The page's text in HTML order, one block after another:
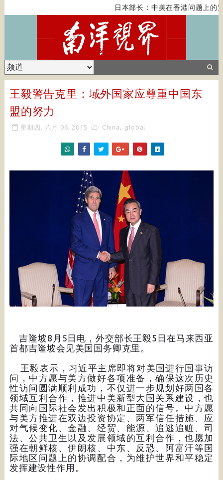
日本部长：中美在香港问题上的紧
王毅警告克里：域外国家应尊重中国东
盟的努力
星期四, 八月 06, 2015 China , global
吉隆坡8月5日电，外交部长王毅5日在马来西亚
首都吉隆坡会见美国国务卿克里。
王毅表示，习近平主席即将对美国进行国事访
问，中方愿与美方做好各项准备，确保这次历史
性访问圆满顺利成功，不仅进一步规划好两国各
领域互利合作，推进中美新型大国关系建设，也
共同向国际社会发出积极和正面的信号。中方愿
与美方推进在双边投资协定、两军信任措施、应
对气候变化、金融、经贸、能源、追逃追赃、司
法、公共卫生以及发展领域的互利合作，也愿加
强在朝鲜核、伊朗核、中东、反恐、阿富汗等国
际地区问题上的协调配合，为维护世界和平稳定
发挥建设性作用。